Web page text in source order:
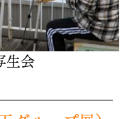
生会